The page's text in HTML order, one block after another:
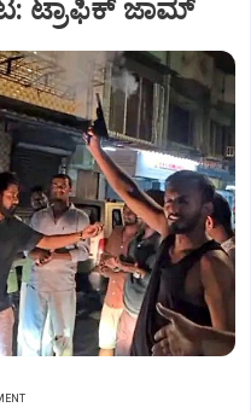
ಟ್ರಾಫಿಕ್‌ ಜಾಮ್